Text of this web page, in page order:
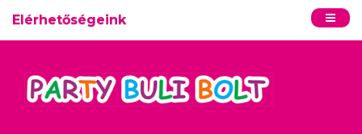
Elérhetőségeink